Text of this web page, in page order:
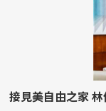
接見美自由之家